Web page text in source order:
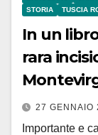
STORIA
TUSCIA
In un
rara
27 GENNAIO
Importante e